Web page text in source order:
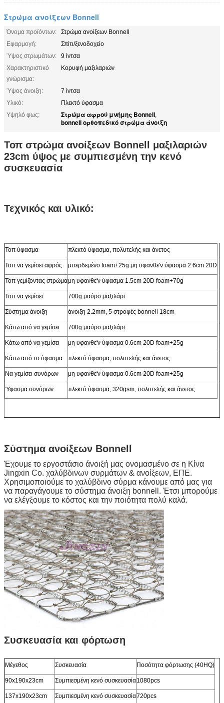
Στρώμα ανοίξεων Bonnell
Όνομα προϊόντων:
Στρώμα ανοίξεων Bonnell
Εφαρμογή:
Σπίτι/ξενοδοχείο
Ύψος στρωμάτων:
9 ίντσα
Χαρακτηριστικό
γνώρισμα:
Κορυφή μαξιλαριών
Ύψος άνοιξη:
7 ίντσα
Υλικό:
Πλεκτό ύφασμα
Υψηλό φως:
Στρώμα αφρού μνήμης Bonnell,
bonnell ορθοπεδικό στρώμα άνοιξη
Τοπ στρώμα ανοίξεων Bonnell μαξιλαριών
23cm ύψος με συμπιεσμένη την κενό
συσκευασία
Τεχνικός και υλικό:
Τοπ ύφασμα πλεκτό ύφασμα, πολυτελής και άνετος
Τοπ να γεμίσει αφρός μπερδεμένο foam+25g μη υφανθε'ν ύφασμα 2.6cm 20D
Τοπ γεμίζοντας στρώμαμη υφανθε'ν ύφασμα 1.5cm 20D foam+70g
Τοπ να γεμίσει 700g μαύρο μαξιλάρι
Σύστημα άνοιξη άνοιξη 2.2mm, 5 στροφές bonnell 18cm
Κάτω από να γεμίσει 700g μαύρο μαξιλάρι
Κάτω από να γεμίσει μη υφανθε'ν ύφασμα 0.6cm 20D foam+25g
Κάτω από το ύφασμα πλεκτό ύφασμα, πολυτελής και άνετος
Να γεμίσει συνόρων μη υφανθε'ν ύφασμα 0.6cm 20D foam+25g
Ύφασμα συνόρων πλεκτό ύφασμα, 320gsm, πολυτελής και άνετος
Σύστημα ανοίξεων Bonnell
Έχουμε το εργοστάσιο άνοιξή μας ονομασμένο σε η Κίνα
Jingxin Co. χαλύβδινων συρμάτων & ανοίξεων, ΕΠΕ.
Χρησιμοποιούμε το χαλύβδινο σύρμα κάνουμε από μας για
να παραγάγουμε το σύστημα άνοιξη bonnell. Έτσι μπορούμε
να ελέγξουμε το κόστος και την ποιότητα πολύ καλά.
Συσκευασία και φόρτωση
Μέγεθος Συσκευασία Ποσότητα φόρτωσης (40HQ)
90x190x23cm Συμπιεσμένη κενό συσκευασία1080pcs
137x190x23cm Συμπιεσμένη κενό συσκευασία720pcs